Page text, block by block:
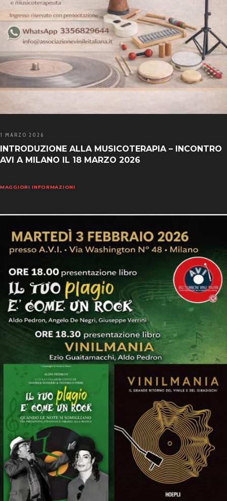
1 MARZO 2026
INTRODUZIONE ALLA MUSICOTERAPIA – INCONTRO
AVI A MILANO IL 18 MARZO 2026
MAGGIORI INFORMAZIONI